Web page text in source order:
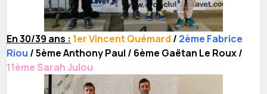
En 30/39 ans : 1er Vincent Quémard / 2ème Fabrice
Riou / 5ème Anthony Paul / 6ème Gaëtan Le Roux /
11ème Sarah Julou